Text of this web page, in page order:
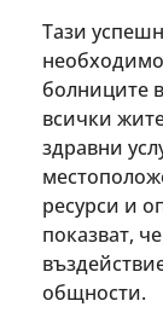
Тази
болниците
всички
здравни
ресурси и
показват,
общности.